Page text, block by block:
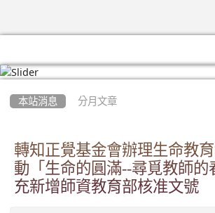
本站消息 分月文章
轉知正覺基金會辦理生命教
動「生命的圓滿--尋覓教師的
充新增師資教育部核准文號